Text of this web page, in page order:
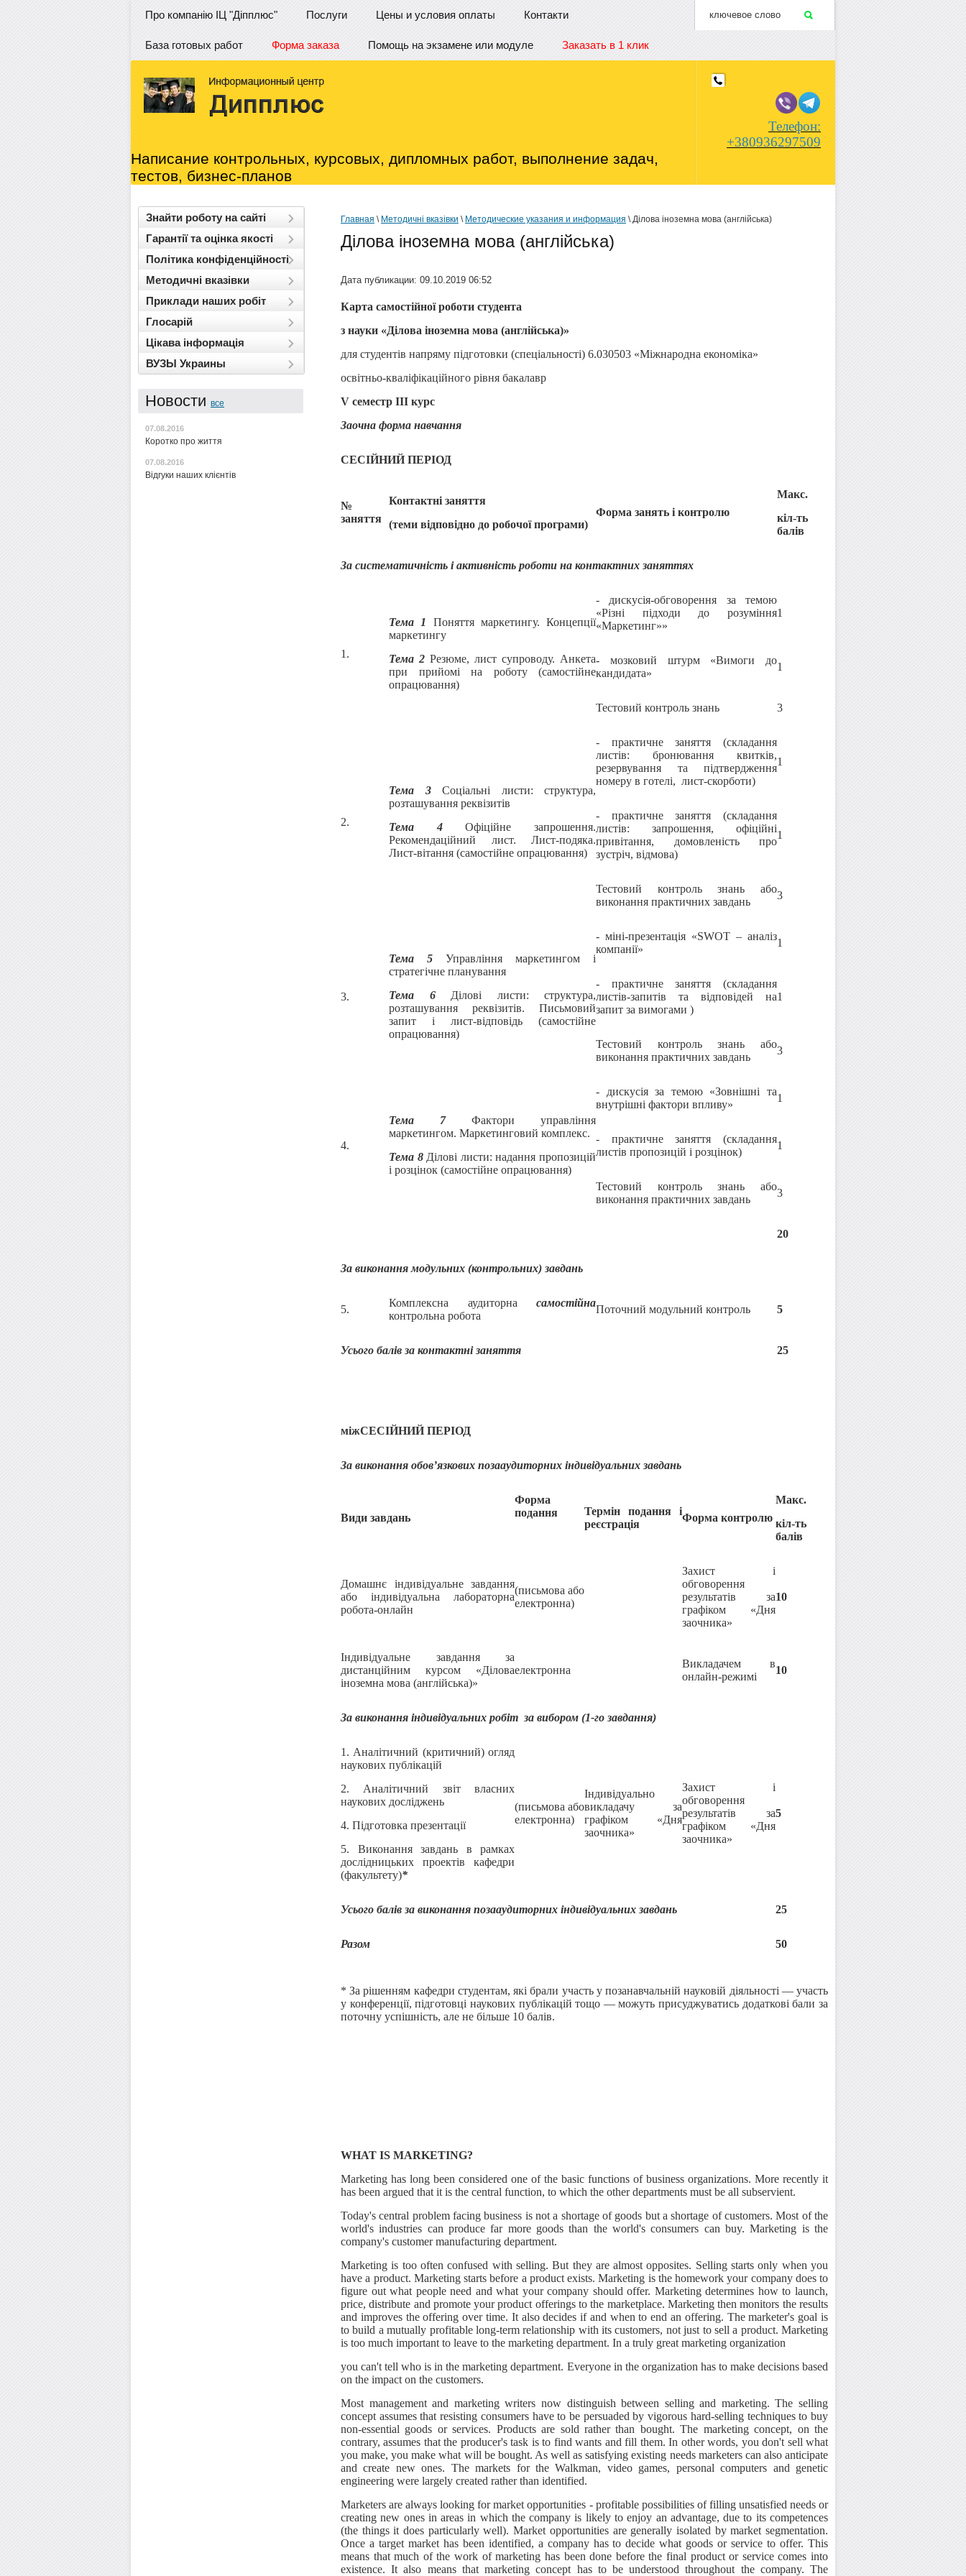
Про компанію ІЦ "Діпплюс" Послуги Цены и условия оплаты Контакти
База готовых работ Форма заказа Помощь на экзамене или модуле Заказать в 1 клик
Написание контрольных, курсовых, дипломных работ, выполнение задач,
тестов, бизнес-планов
Телефон:
+380936297509
Знайти роботу на сайті
Гарантії та оцінка якості
Політика конфіденційності
Методичні вказівки
Приклади наших робіт
Глосарій
Цікава інформація
ВУЗЫ Украины
Новости все
07.08.2016
Коротко про життя
07.08.2016
Відгуки наших клієнтів
Главная \ Методичні вказівки \ Методические указания и информация \ Ділова іноземна мова (англійська)
Ділова іноземна мова (англійська)
Дата публикации: 09.10.2019 06:52
Карта самостійної роботи студента
з науки «Ділова іноземна мова (англійська)»
для студентів напряму підготовки (спеціальності) 6.030503 «Міжнародна економіка»
освітньо-кваліфікаційного рівня бакалавр
V семестр III курс
Заочна форма навчання
СЕСІЙНИЙ ПЕРІОД
№
заняття
Контактні заняття
(теми відповідно до робочої програми)
Форма занять і контролю
Макс.
кіл-ть
балів
За систематичність і активність роботи на контактних заняттях
1.
Тема 1 Поняття маркетингу. Концепції
маркетингу
Тема 2 Резюме, лист супроводу. Анкета
при прийомі на роботу (самостійне
опрацювання)
- дискусія-обговорення за темою
«Різні підходи до розуміння
«Маркетинг»»
1
- мозковий штурм «Вимоги до
кандидата»
1
Тестовий контроль знань 3
2.
Тема 3 Соціальні листи: структура,
розташування реквізитів
Тема 4Офіційне запрошення.
Рекомендаційний лист. Лист-подяка.
Лист-вітання (самостійне опрацювання)
- практичне заняття (складання
листів: бронювання квитків,
резервування та підтвердження
номеру в готелі, лист-скорботи)
1
- практичне заняття (складання
листів: запрошення, офіційні
привітання, домовленість про
зустріч, відмова)
1
Тестовий контроль знань або
виконання практичних завдань
3
3.
Тема 5 Управління маркетингом і
стратегічне планування
Тема 6Ділові листи: структура,
розташування реквізитів. Письмовий
запит і лист-відповідь (самостійне
опрацювання)
- міні-презентація «SWOT – аналіз
компанії»
1
- практичне заняття (складання
листів-запитів та відповідей на
запит за вимогами )
1
Тестовий контроль знань або
виконання практичних завдань
3
4.
Тема 7Фактори управління
маркетингом. Маркетинговий комплекс.
Тема 8Ділові листи: надання пропозицій
і розцінок (самостійне опрацювання)
- дискусія за темою «Зовнішні та
внутрішні фактори впливу»
1
- практичне заняття (складання
листів пропозицій і розцінок)
1
Тестовий контроль знань або
виконання практичних завдань
3
20
За виконання модульних (контрольних) завдань
5.
Комплексна аудиторна самостійна
контрольна робота
Поточний модульний контроль 5
Усього балів за контактні заняття 25
міжСЕСІЙНИЙ ПЕРІОД
За виконання обов’язкових позааудиторних індивідуальних завдань
Види завдань
Форма
подання
Термін подання і
реєстрація
Форма контролю
Макс.
кіл-ть
балів
Домашнє індивідуальне завдання
або індивідуальна лабораторна
робота-онлайн
(письмова або
електронна)
Захист і
обговорення
результатів за
графіком «Дня
заочника»
10
Індивідуальне завдання за
дистанційним курсом «Ділова
іноземна мова (англійська)»
електронна
Викладачем в
онлайн-режимі
10
За виконання індивідуальних робіт за вибором (1-го завдання)
1. Аналітичний (критичний) огляд
наукових публікацій
2. Аналітичний звіт власних
наукових досліджень
4. Підготовка презентації
5. Виконання завдань в рамках
дослідницьких проектів кафедри
(факультету)*
(письмова або
електронна)
Індивідуально
викладачу за
графіком «Дня
заочника»
Захист і
обговорення
результатів за
графіком «Дня
заочника»
5
Усього балів за виконання позааудиторних індивідуальних завдань 25
Разом 50
* За рішенням кафедри студентам, які брали участь у позанавчальній науковій діяльності — участь
у конференції, підготовці наукових публікацій тощо — можуть присуджуватись додаткові бали за
поточну успішність, але не більше 10 балів.
WHAT IS MARKETING?
Marketing has long been considered one of the basic functions of business organizations. More recently it
has been argued that it is the central function, to which the other departments must be all subservient.
Today's central problem facing business is not a shortage of goods but a shortage of customers. Most of the
world's industries can produce far more goods than the world's consumers can buy. Marketing is the
company's customer manufacturing department.
Marketing is too often confused with selling. But they are almost opposites. Selling starts only when you
have a product. Marketing starts before a product exists. Marketing is the homework your company does to
figure out what people need and what your company should offer. Marketing determines how to launch,
price, distribute and promote your product offerings to the marketplace. Marketing then monitors the results
and improves the offering over time. It also decides if and when to end an offering. The marketer's goal is
to build a mutually profitable long-term relationship with its customers, not just to sell a product. Marketing
is too much important to leave to the marketing department. In a truly great marketing organization
you can't tell who is in the marketing department. Everyone in the organization has to make decisions based
on the impact on the customers.
Most management and marketing writers now distinguish between selling and marketing. The selling
concept assumes that resisting consumers have to be persuaded by vigorous hard-selling techniques to buy
non-essential goods or services. Products are sold rather than bought. The marketing concept, on the
contrary, assumes that the producer's task is to find wants and fill them. In other words, you don't sell what
you make, you make what will be bought. As well as satisfying existing needs marketers can also anticipate
and create new ones. The markets for the Walkman, video games, personal computers and genetic
engineering were largely created rather than identified.
Marketers are always looking for market opportunities - profitable possibilities of filling unsatisfied needs or
creating new ones in areas in which the company is likely to enjoy an advantage, due to its competences
(the things it does particularly well). Market opportunities are generally isolated by market segmentation.
Once a target market has been identified, a company has to decide what goods or service to offer. This
means that much of the work of marketing has been done before the final product or service comes into
existence. It also means that marketing concept has to be understood throughout the company. The